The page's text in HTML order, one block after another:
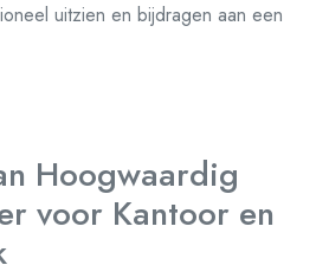
uitzien en bijdragen aan een
Hoogwaardig
voor Kantoor en